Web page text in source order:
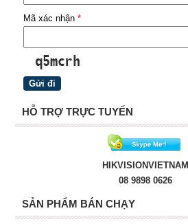
Mã xác nhận *
HỖ TRỢ TRỰC TUYẾN
HIKVISIONVIETNAM
08 9898 0626
SẢN PHẨM BÁN CHẠY